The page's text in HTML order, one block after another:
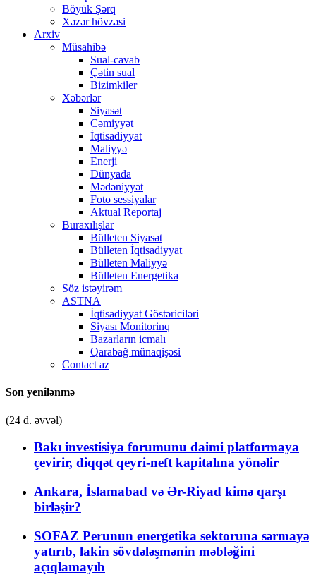
Böyük Şərq
Xəzər hövzəsi
Arxiv
Müsahibə
Sual-cavab
Çətin sual
Bizimkiler
Xəbərlər
Siyasət
Cəmiyyət
İqtisadiyyat
Maliyyə
Enerji
Dünyada
Mədəniyyət
Foto sessiyalar
Aktual Reportaj
Buraxılışlar
Bülleten Siyasət
Bülleten İqtisadiyyat
Bülleten Maliyyə
Bülleten Energetika
Söz istəyirəm
ASTNA
İqtisadiyyat Göstəriciləri
Siyası Monitorinq
Bazarların icmalı
Qarabağ münaqişəsi
Contact az
Son yenilənmə
(24 d. əvvəl)
Bakı investisiya forumunu daimi platformaya
çevirir, diqqət qeyri-neft kapitalına yönəlir
Ankara, İslamabad və Ər-Riyad kimə qarşı
birləşir?
SOFAZ Perunun energetika sektoruna sərmayə
yatırıb, lakin sövdələşmənin məbləğini
açıqlamayıb